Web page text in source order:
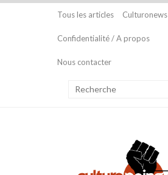
Tous les articles Culturonews
Confidentialité / A propos
Nous contacter